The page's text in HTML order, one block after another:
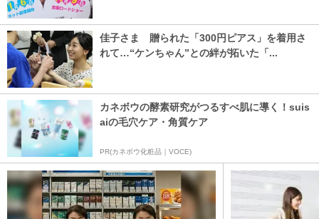
佳子さま 贈られた「300円ピアス」を着用さ
れて…“ケンちゃん”との絆が拓いた「...
カネボウの酵素研究がつるすべ肌に導く！suis
aiの毛穴ケア・角質ケア
PR(カネボウ化粧品｜VOCE)